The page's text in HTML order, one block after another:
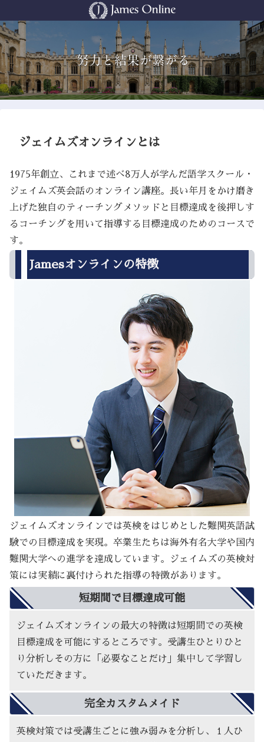
ジェイムズオンラインとは
1975年創立、これまで述べ8万人が学んだ語学スクール・
ジェイムズ英会話のオンライン講座。長い年月をかけ磨き
上げた独自のティーチングメソッドと目標達成を後押しす
るコーチングを用いて指導する目標達成のためのコースで
す。
Jamesオンラインの特徴
ジェイムズオンラインでは英検をはじめとした難関英語試
験での目標達成を実現。卒業生たちは海外有名大学や国内
難関大学への進学を達成しています。ジェイムズの英検対
策には実績に裏付けられた指導の特徴があります。
短期間で目標達成可能
ジェイムズオンラインの最大の特徴は短期間での英検
目標達成を可能にするところです。受講生ひとりひと
り分析しその方に「必要なことだけ」集中して学習し
ていただきます。
完全カスタムメイド
英検対策では受講生ごとに強み弱みを分析し、１人ひ